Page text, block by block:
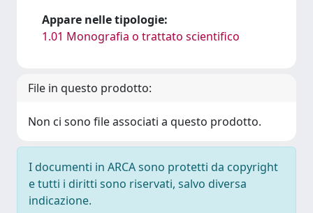
Appare nelle tipologie:
1.01 Monografia o trattato scientifico
File in questo prodotto:
Non ci sono file associati a questo prodotto.
I documenti in ARCA sono protetti da copyright
e tutti i diritti sono riservati, salvo diversa
indicazione.